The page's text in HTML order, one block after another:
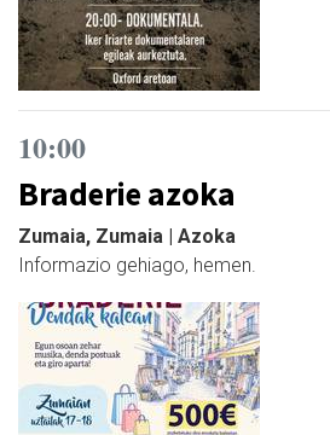
10:00
Braderie azoka
Zumaia, Zumaia | Azoka
Informazio gehiago, hemen.